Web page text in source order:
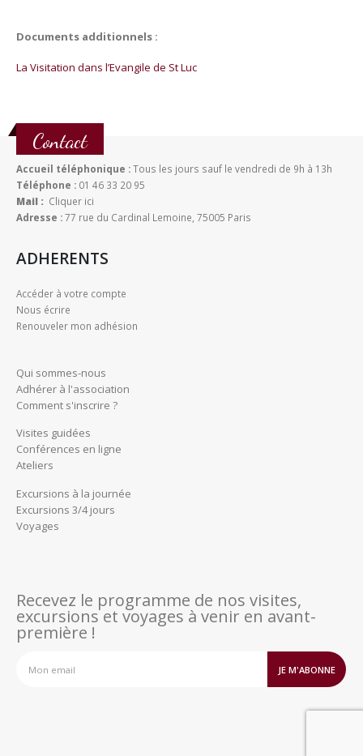
Documents additionnels :
La Visitation dans l’Evangile de St Luc
Contact
Accueil téléphonique :Tous les jours sauf le vendredi de 9h à 13h
Téléphone : 01 46 33 20 95
Mail : Cliquer ici
Adresse :77 rue du Cardinal Lemoine, 75005 Paris
ADHERENTS
Accéder à votre compte
Nous écrire
Renouveler mon adhésion
Qui sommes-nous
Adhérer à l'association
Comment s'inscrire ?
Visites guidées
Conférences en ligne
Ateliers
Excursions à la journée
Excursions 3/4 jours
Voyages
Recevez le programme de nos visites,
excursions et voyages à venir en avant-
première !